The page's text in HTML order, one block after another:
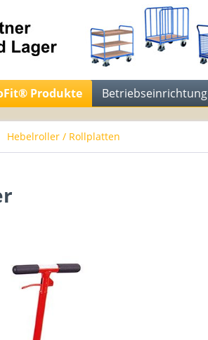
Produkte Betriebseinrichtung
Hebelroller / Rollplatten